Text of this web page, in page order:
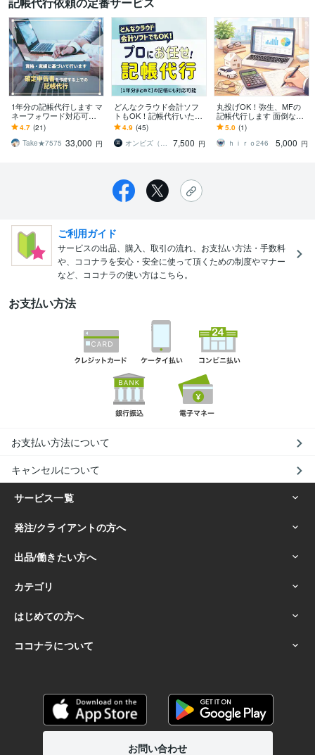
1年分の記帳代行します マ
ネーフォワード対応可
能！他ソフトも条件付き
で対応できます
4.7 (21)
Take★7575 33,000 円
どんなクラウド会計ソフ
トもOK！記帳代行いたし
ます 副業、フリーランス
の方！あなたに代わって
会計記帳します！
4.9 (45)
オンビズ（ONBiZ）
7,500 円
丸投げOK！弥生、MFの
記帳代行します 面倒な記
帳業務、すべてお任せく
ださい。
5.0 (1)
ｈｉｒｏ246
5,000 円
ご利用ガイド
サービスの出品、購入、取引の流れ、お支払い方法・手数料
や、ココナラを安心・安全に使って頂くための制度やマナー
など、ココナラの使い方はこちら。
お支払い方法
お支払い方法について
キャンセルについて